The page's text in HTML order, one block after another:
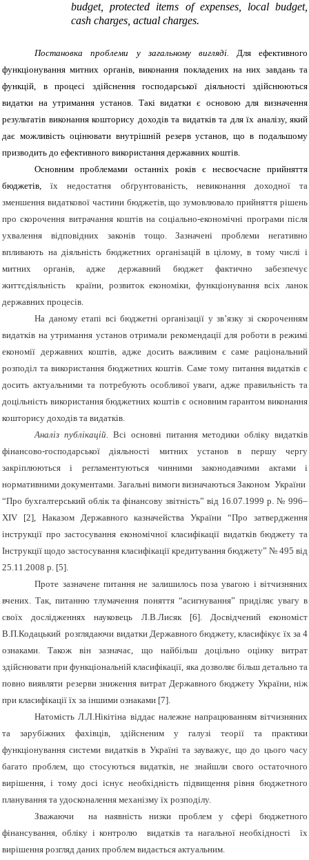
budget, protected items of expenses, local budget,
cash charges, actual charges.
Постановка проблеми у загальномувигляді. Для ефективного
функціонування митних органів, виконання покладених на них завдань та
функцій, в процесі здійснення господарської діяльності здійснюються
видатки на утримання установ. Такі видатки є основою для визначення
результатів виконання кошторису доходів та видатків та для їх аналізу, який
дає можливість оцінювати внутрішній резерв установ, що в подальшому
призводить до ефективного використання державних коштів.
Основним проблемами останніх років є несвоєчасне прийняття
бюджетів,їх недостатня обґрунтованість, невиконання доходної та
зменшення видаткової частини бюджетів, що зумовлювало прийняття рішень
про скорочення витрачання коштів на соціально-економічні програми після
ухвалення відповідних законів тощо. Зазначені проблеми негативно
впливають на діяльність бюджетних організацій в цілому, в тому числі і
митних органів, адже державний бюджет фактично забезпечує
життєдіяльність країни, розвиток економіки, функціонування всіх ланок
державних процесів.
На даному етапі всі бюджетні організації у зв’язку зі скороченням
видатків на утримання установ отримали рекомендації для роботи в режимі
економії державних коштів, адже досить важливим є саме раціональний
розподіл та використання бюджетних коштів. Саме тому питання видатків є
досить актуальними та потребують особливої уваги, адже правильність та
доцільність використання бюджетних коштів є основним гарантом виконання
кошторису доходів та видатків.
Аналіз публікацій. Всі основні питання методики обліку видатків
фінансово-господарської діяльності митних установ в першу чергу
закріплюються і регламентуються чинними законодавчими актами і
нормативними документами. Загальні вимоги визначаються Законом України
“Про бухгалтерський облік та фінансову звітність” від 16.07.1999 р. № 996–
XIV [2], Наказом Державного казначейства України “Про затвердження
інструкції про застосування економічної класифікації видатків бюджету та
Інструкції щодо застосування класифікації кредитування бюджету” № 495 від
25.11.2008 р. [5].
Проте зазначене питання не залишилось поза увагою і вітчизняних
вчених. Так, питанню тлумачення поняття “асигнування” приділяє увагу в
своїх дослідженнях науковець Л.В.Лисяк [6]. Досвідчений економіст
В.П.Кодацький розглядаючи видатки Державного бюджету, класифікує їх за 4
ознаками. Також він зазначає, що найбільш доцільно оцінку витрат
здійснювати при функціональній класифікації, яка дозволяє більш детально та
повно виявляти резерви зниження витрат Державного бюджету України, ніж
при класифікації їх за іншими ознаками [7].
Натомість Л.Л.Нікітіна віддає належне напрацюванням вітчизняних
та зарубіжних фахівців, здійсненим у галузі теорії та практики
функціонування системи видатків в Україні та зауважує, що до цього часу
багато проблем, що стосуються видатків, не знайшли свого остаточного
вирішення, і тому досі існує необхідність підвищення рівня бюджетного
планування та удосконалення механізму їх розподілу.
Зважаючи на наявність низки проблем у сфері бюджетного
фінансування, обліку і контролю видатків та нагальної необхідності їх
вирішення розгляд даних проблем видається актуальним.